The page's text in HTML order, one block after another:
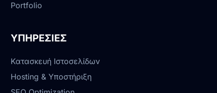
Portfolio
ΥΠΗΡΕΣΙΕΣ
Κατασκευή Ιστοσελίδων
Hosting & Υποστήριξη